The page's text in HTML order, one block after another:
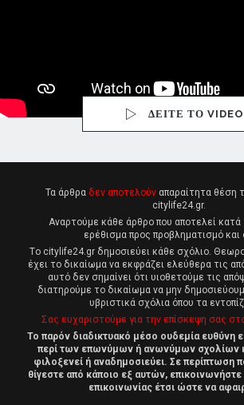
ΔΕΙΤΕ ΤΟ VIDEO
Τα άρθρα δεν αποτελούν απαραίτητα θέση
citylife24.gr.
Αναρτούμε κάθε άρθρο που αποτελεί
ερέθισμα προς προβληματισμό και
Tο citylife24.gr δημοσιεύει κάθε σχόλιο.
έχει το δικαίωμα να εκφράζει ελεύθερα τις
αυτό δεν σημαίνει ότι υιοθετούμε τις
διατηρούμε το δικαίωμα να μην
υβριστικά σχόλια όπου τα
Σας ευχαριστούμε για την επίσκεψη σας
Το παρόν διαδικτυακό μέσο ουδεμία ευθύνη
περί των επωνύμων ή ανωνύμων σχολίων
φιλοξενεί ή αναδημοσιεύει. Σε περίπτωση
θίγεστε από κάποιο εξ αυτών,
επικοινωνίας έτσι ώστε να